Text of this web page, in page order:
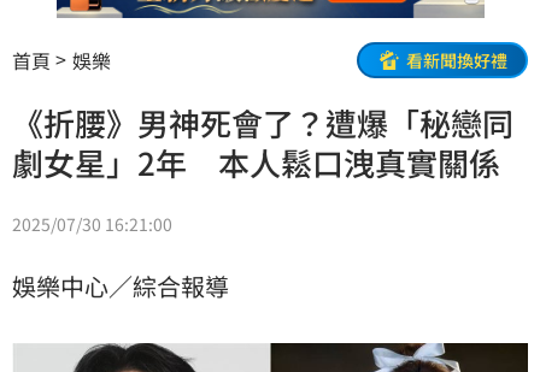
首頁 娛樂 看新聞換好禮
《折腰》男神死會了？遭爆「秘戀同
劇女星」2年 本人鬆口洩真實關係
2025/07/30 16:21:00
娛樂中心／綜合報導